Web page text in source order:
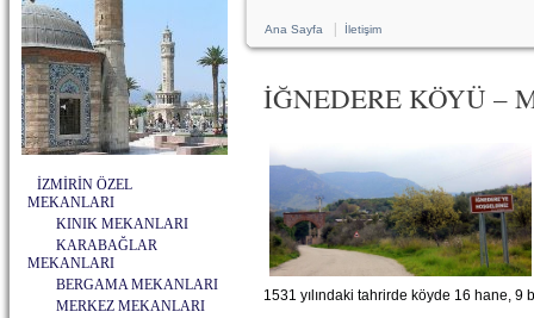
İZMİRİN ÖZEL
MEKANLARI
KINIK MEKANLARI
KARABAĞLAR
MEKANLARI
BERGAMA MEKANLARI
MERKEZ MEKANLARI
Ana Sayfa İletişim
İĞNEDERE KÖYÜ –
1531 yılındaki tahrirde köyde 16 hane, 9